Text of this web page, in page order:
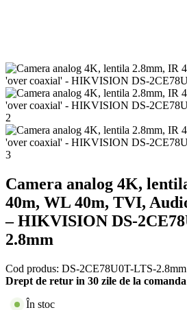
Camera analog 4K,
40m, WL 40m, TVI,
– HIKVISION DS-
2.8mm
Cod produs: DS-2CE78U0T-LTS-2.8mm
Drept de retur in 30 zile de la comanda
În stoc